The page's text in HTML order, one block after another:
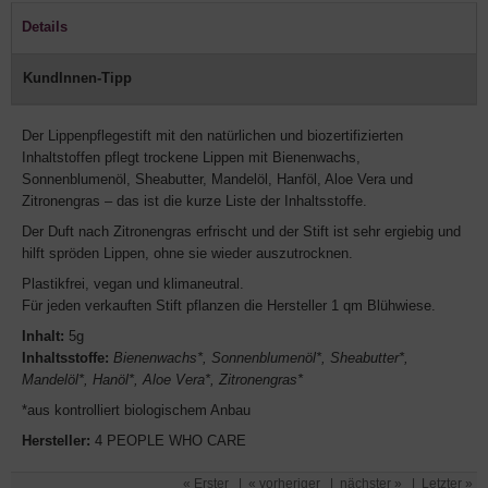
Details
KundInnen-Tipp
Der Lippenpflegestift mit den natürlichen und biozertifizierten
Inhaltstoffen pflegt trockene Lippen mit Bienenwachs,
Sonnenblumenöl, Sheabutter, Mandelöl, Hanföl, Aloe Vera und
Zitronengras – das ist die kurze Liste der Inhaltsstoffe.
Der Duft nach Zitronengras erfrischt und der Stift ist sehr ergiebig und
hilft spröden Lippen, ohne sie wieder auszutrocknen.
Plastikfrei, vegan und klimaneutral.
Für jeden verkauften Stift pflanzen die Hersteller 1 qm Blühwiese.
Inhalt: 5g
Inhaltsstoffe: Bienenwachs*, Sonnenblumenöl*, Sheabutter*,
Mandelöl*, Hanöl*, Aloe Vera*, Zitronengras*
*aus kontrolliert biologischem Anbau
Hersteller: 4 PEOPLE WHO CARE
« Erster « vorheriger nächster » Letzter »